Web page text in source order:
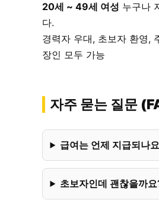
20세 ~ 49세 여성 누구나
다.
경력자 우대, 초보자 환영,
장인 모두 가능
자주 묻는 질문
급여는 언제 지급되나
초보자인데 괜찮을까요